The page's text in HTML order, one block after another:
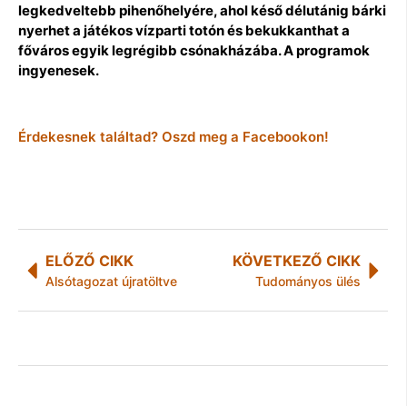
legkedveltebb pihenőhelyére, ahol késő délutánig bárki
nyerhet a játékos vízparti totón és bekukkanthat a
főváros egyik legrégibb csónakházába. A programok
ingyenesek.
Érdekesnek találtad? Oszd meg a Facebookon!
ELŐZŐ CIKK
Alsótagozat újratöltve
KÖVETKEZŐ CIKK
Tudományos ülés